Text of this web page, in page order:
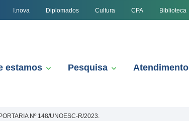
I.nova Diplomados Cultura CPA Biblioteca
estamos Pesquisa
PORTARIA Nº 148/UNOESC-R/2023.